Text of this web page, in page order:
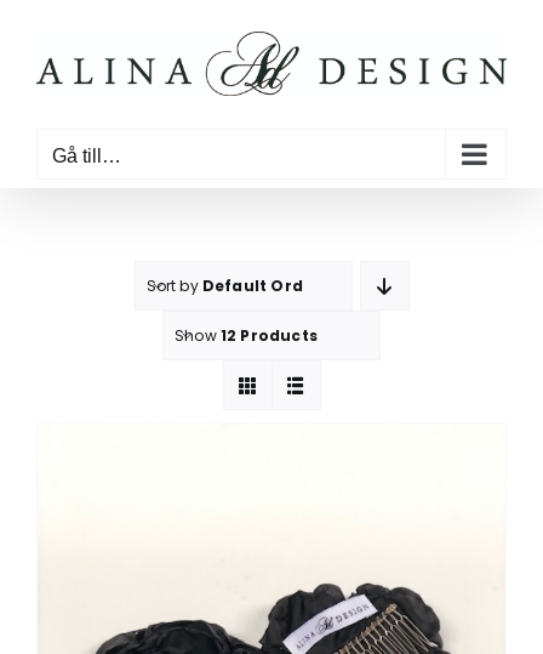
innehållet
Gå till…
Sort by Default Order
Show12 Products